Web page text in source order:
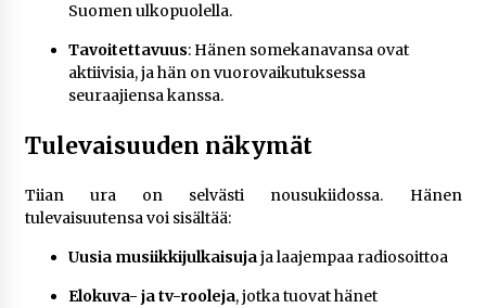
Suomen ulkopuolella.
Tavoitettavuus: Hänen somekanavansa ovat
aktiivisia, ja hän on vuorovaikutuksessa
seuraajiensa kanssa.
Tulevaisuuden näkymät
Tiian ura on selvästi nousukiidossa. Hänen
tulevaisuutensa voi sisältää:
Uusia musiikkijulkaisujaja laajempaa radiosoittoa
Elokuva- ja tv-rooleja, jotka tuovat hänet